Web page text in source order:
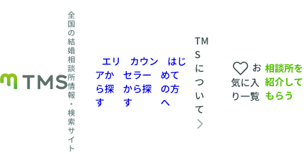
全
国
の
結
婚
相
談
所
情
報
・
検
索
サ
イ
ト
エリ
アか
ら探
す
カウン
セラー
から探
す
はじ
めて
の方
へ
TM
S
に
つ
い
て
お
気に入
り一覧
相談所を
紹介して
もらう